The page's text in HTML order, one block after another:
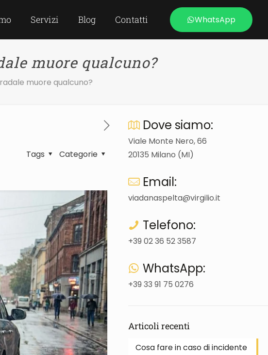
Servizi Blog Contatti WhatsApp
muore qualcuno?
muore qualcuno?
Categorie
Tags
Dove siamo:
Viale Monte Nero, 66
20135 Milano (MI)
Email:
viadanaspelta@virgilio.it
Telefono:
+39 02 36 52 3587
WhatsApp:
+39 33 91 75 0276
Articoli recenti
Cosa fare in caso di incidente